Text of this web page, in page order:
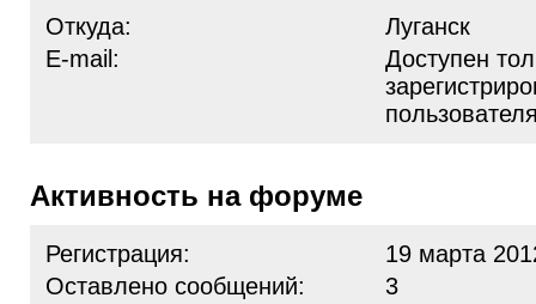
Откуда:
Луганск
E-mail:
Доступен
Активность на форуме
Регистрация:
19 марта
Оставлено сообщений:
3